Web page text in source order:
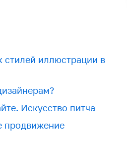
стилей иллюстрации в
Искусство питча
продвижение